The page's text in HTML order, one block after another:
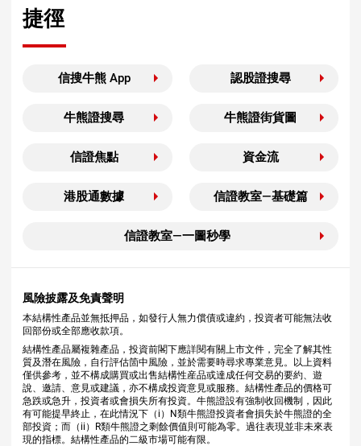
捷徑
信搜牛熊 App 認股證搜尋
牛熊證搜尋 牛熊證街貨圖
信證焦點 資金流
港股通數據 信證教室—基礎篇
信證教室—一圖秒學
風險披露及免責聲明
本結構性產品並無抵押品，如發行人無力償債或違約，投資者可能無法收
回部份或全部應收款項。
結構性產品屬複雜產品，投資前閣下應詳閱有關上市文件，完全了解其性
質及潛在風險，自行評估箇中風險，並於需要時尋求專業意見。以上資料
僅供參考，並不構成購買或出售結構性産品或達成任何交易的要約、遊
說、邀請、意見或建議，亦不構成投資意見或服務。結構性產品的價格可
急跌或急升，投資者或會損失所有投資。牛熊證設有強制收回機制，因此
有可能提早終止，在此情況下（i）N類牛熊證投資者會損失於牛熊證的全
部投資；而（ii）R類牛熊證之剩餘價值則可能為零。過往表現並非未來表
現的指標。結構性產品的二級市場可能有限。